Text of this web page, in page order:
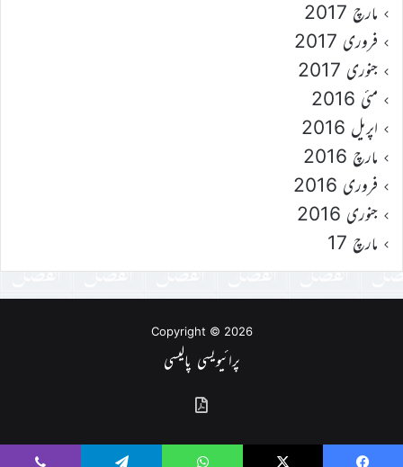
مارچ 2017
فروری 2017
جنوری 2017
مئی 2016
اپریل 2016
مارچ 2016
فروری 2016
جنوری 2016
مارچ 17
Copyright © 2026
پرائیویسی پالیسی
گذشتہ
شمارے